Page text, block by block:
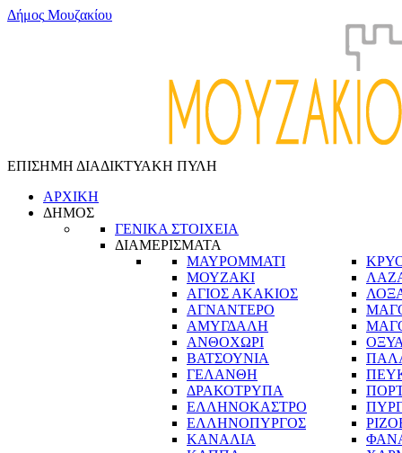
Δήμος Μουζακίου
ΕΠΙΣΗΜΗ ΔΙΑΔΙΚΤΥΑΚΗ ΠΥΛΗ
ΑΡΧΙΚΗ
ΔΗΜΟΣ
ΓΕΝΙΚΑ ΣΤΟΙΧΕΙΑ
ΔΙΑΜΕΡΙΣΜΑΤΑ
ΜΑΥΡΟΜΜΑΤΙ
ΜΟΥΖΑΚΙ
ΑΓΙΟΣ ΑΚΑΚΙΟΣ
ΑΓΝΑΝΤΕΡΟ
ΑΜΥΓΔΑΛΗ
ΑΝΘΟΧΩΡΙ
ΒΑΤΣΟΥΝΙΑ
ΓΕΛΑΝΘΗ
ΔΡΑΚΟΤΡΥΠΑ
ΕΛΛΗΝΟΚΑΣΤΡΟ
ΕΛΛΗΝΟΠΥΡΓΟΣ
ΚΑΝΑΛΙΑ